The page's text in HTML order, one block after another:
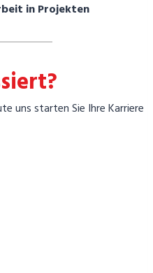
in Projekten
uns starten Sie Ihre Karriere